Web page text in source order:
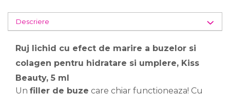
Descriere
Ruj lichid cu efect de marire a buzelor si
colagen pentru hidratare si umplere, Kiss
Beauty, 5 ml
Un filler de buze care chiar functioneaza! Cu